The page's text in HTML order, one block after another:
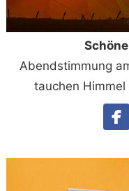
Abendstimmung
tauchen